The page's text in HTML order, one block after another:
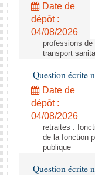
Date de
dépôt :
04/08/2026
professions de
transport
Question écrite
Date de
dépôt :
04/08/2026
retraites :
de la fonction
publique
Question écrite